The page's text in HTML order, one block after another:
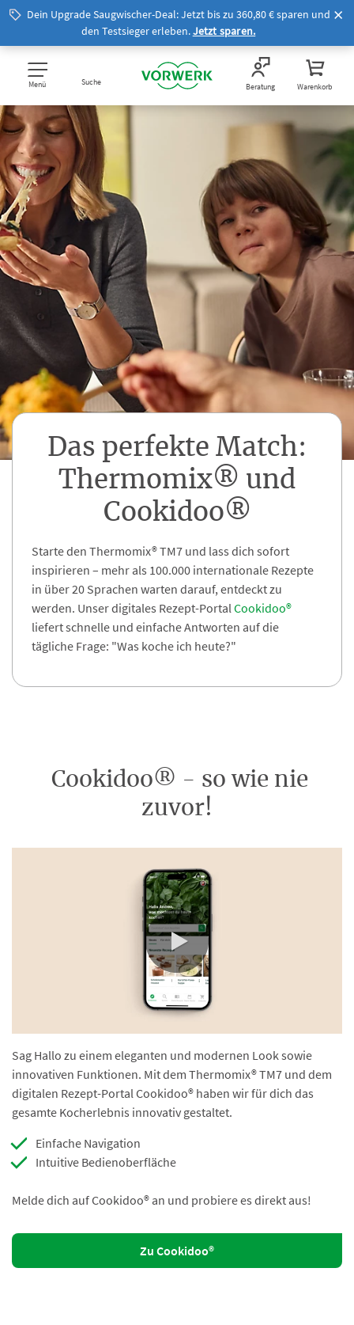
Dein Upgrade Saugwischer-Deal: Jetzt bis zu 360,80 € sparen und
den Testsieger erleben.Jetzt sparen.
Menü Suche Beratung Warenkorb
Das perfekte Match:
Thermomix® und
Cookidoo®
Starte den Thermomix® TM7 und lass dich sofort
inspirieren – mehr als 100.000 internationale Rezepte
in über 20 Sprachen warten darauf, entdeckt zu
werden. Unser digitales Rezept-PortalCookidoo®
liefert schnelle und einfache Antworten auf die
tägliche Frage: "Was koche ich heute?"
Cookidoo® - so wie nie
zuvor!
0:00 / 0:16
Sag Hallo zu einem eleganten und modernen Look sowie
innovativen Funktionen. Mit dem Thermomix® TM7 und dem
digitalen Rezept-Portal Cookidoo® haben wir für dich das
gesamte Kocherlebnis innovativ gestaltet.
Einfache Navigation
Intuitive Bedienoberfläche
Melde dich auf Cookidoo® an und probiere es direkt aus!
Zu Cookidoo®